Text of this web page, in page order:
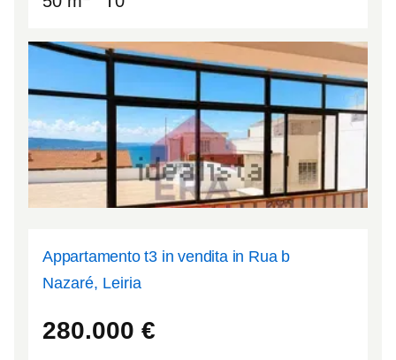
Appartamento t3 in vendita in Rua b
Nazaré, Leiria
280.000 €